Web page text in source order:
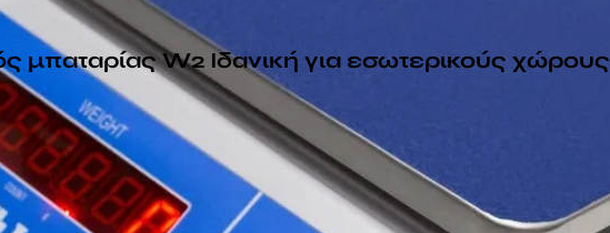
μπαταρίας W2 Ιδανική για εσωτερικούς χώρους